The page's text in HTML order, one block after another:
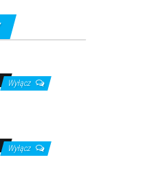
Wyłącz
Wyłącz